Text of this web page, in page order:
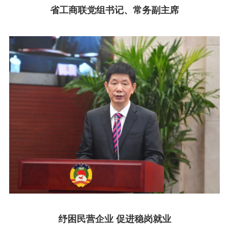
省工商联党组书记、常务副主席
纾困民营企业 促进稳岗就业